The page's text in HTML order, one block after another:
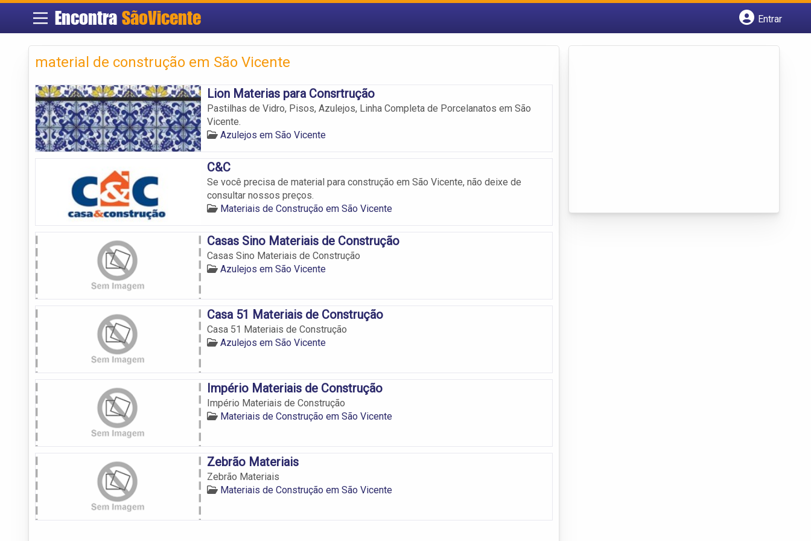
Encontra SãoVicente
Entrar
material de construção em São Vicente
Lion Materias para Consrtrução
Pastilhas de Vidro, Pisos, Azulejos, Linha Completa de Porcelanatos em São
Vicente.
Azulejos em São Vicente
C&C
Se você precisa de material para construção em São Vicente, não deixe de
consultar nossos preços.
Materiais de Construção em São Vicente
Casas Sino Materiais de Construção
Casas Sino Materiais de Construção
Azulejos em São Vicente
Casa 51 Materiais de Construção
Casa 51 Materiais de Construção
Azulejos em São Vicente
Império Materiais de Construção
Império Materiais de Construção
Materiais de Construção em São Vicente
Zebrão Materiais
Zebrão Materiais
Materiais de Construção em São Vicente